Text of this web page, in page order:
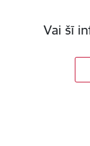
Vai šī